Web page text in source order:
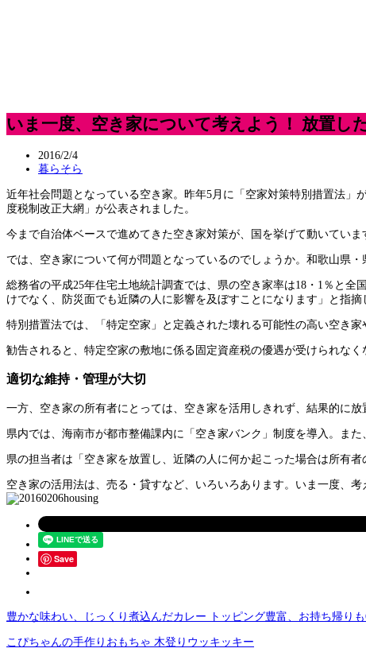
いま一度、空き家について考えよう！ 放置し
2016/2/4
暮らそら
近年社会問題となっている空き家。昨年5月に「空家対策特別措置法」
度税制改正大網」が公表されました。
今まで自治体ベースで進めてきた空き家対策が、国を挙げて動いていま
では、空き家について何が問題となっているのでしょうか。和歌山県・
総務省の平成25年住宅土地統計調査では、県の空き家率は18・1％と
けでなく、防災面でも近隣の人に影響を及ぼすことになります」と指摘
特別措置法では、「特定空家」と定義された壊れる可能性の高い空き
勧告されると、特定空家の敷地に係る固定資産税の優遇が受けられなく
適切な維持・管理が大切
一方、空き家の所有者にとっては、空き家を活用しきれず、結果的に
県内では、海南市が都市整備課内に「空き家バンク」制度を導入。ま
県の担当者は「空き家を放置し、近隣の人に何か起こった場合は所有
空き家の活用法は、売る・貸すなど、いろいろあります。いま一度、考
Save
豊かな味わい、じっくり煮込んだカレー トッピング豊富、お持ち帰り
こぴちゃんの手作りおもちゃ 木登りウッキッキー